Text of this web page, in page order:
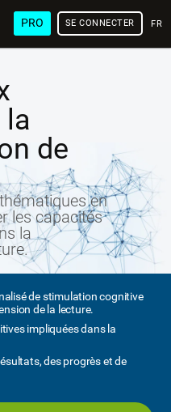
PRO SE CONNECTER
de
en
les capacités
la
de stimulation cognitive
de la lecture.
impliquées dans la
des progrès et de